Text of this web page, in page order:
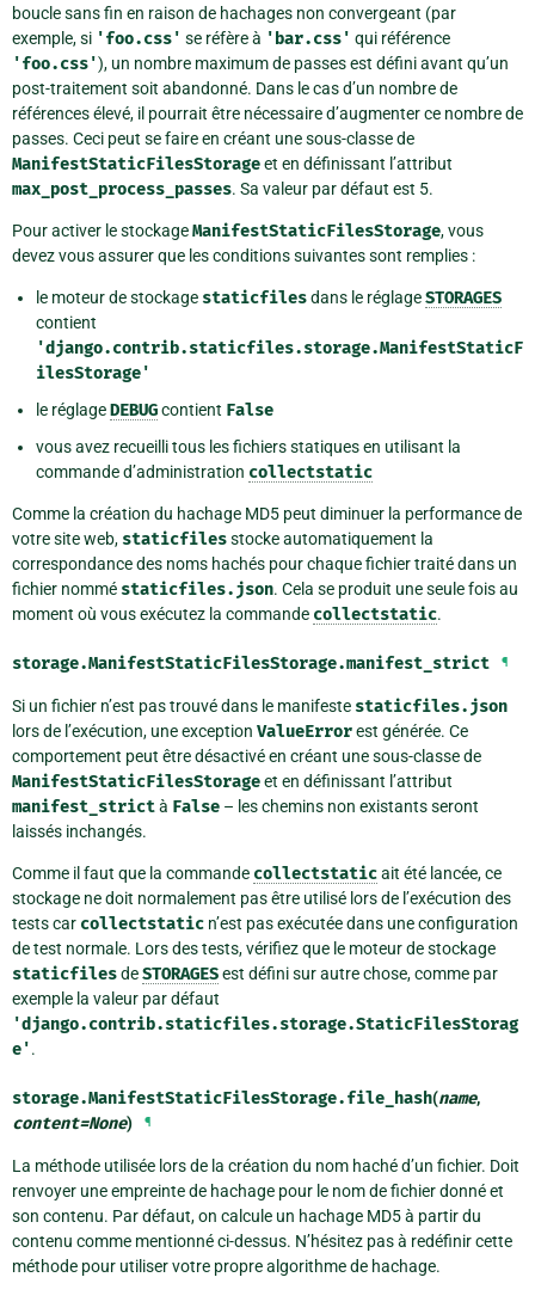
boucle sans fin en raison de hachages non convergeant (par
exemple, si 'foo.css' se réfère à 'bar.css' qui référence
'foo.css'), un nombre maximum de passes est défini avant qu’un
post-traitement soit abandonné. Dans le cas d’un nombre de
références élevé, il pourrait être nécessaire d’augmenter ce nombre de
passes. Ceci peut se faire en créant une sous-classe de
ManifestStaticFilesStorageet en définissant l’attribut
max_post_process_passes. Sa valeur par défaut est 5.
Pour activer le stockageManifestStaticFilesStorage, vous
devez vous assurer que les conditions suivantes sont remplies :
le moteur de stockage staticfilesdans le réglageSTORAGES
contient
'django.contrib.staticfiles.storage.ManifestStaticF
ilesStorage'
le réglageDEBUGcontient False
vous avez recueilli tous les fichiers statiques en utilisant la
commande d’administration collectstatic
Comme la création du hachage MD5 peut diminuer la performance de
votre site web, staticfilesstocke automatiquement la
correspondance des noms hachés pour chaque fichier traité dans un
fichier nommé staticfiles.json. Cela se produit une seule fois au
moment où vous exécutez la commande collectstatic.
storage.ManifestStaticFilesStorage.manifest_strict ¶
Si un fichier n’est pas trouvé dans le manifeste staticfiles.json
lors de l’exécution, une exception ValueErrorest générée. Ce
comportement peut être désactivé en créant une sous-classe de
ManifestStaticFilesStorageet en définissant l’attribut
manifest_strictà False – les chemins non existants seront
laissés inchangés.
Comme il faut que la commande collectstaticait été lancée, ce
stockage ne doit normalement pas être utilisé lors de l’exécution des
tests car collectstatic n’est pas exécutée dans une configuration
de test normale. Lors des tests, vérifiez que le moteur de stockage
staticfilesdeSTORAGESest défini sur autre chose, comme par
exemple la valeur par défaut
'django.contrib.staticfiles.storage.StaticFilesStorag
e'.
storage.ManifestStaticFilesStorage.file_hash(name,
content=None) ¶
La méthode utilisée lors de la création du nom haché d’un fichier. Doit
renvoyer une empreinte de hachage pour le nom de fichier donné et
son contenu. Par défaut, on calcule un hachage MD5 à partir du
contenu comme mentionné ci-dessus. N’hésitez pas à redéfinir cette
méthode pour utiliser votre propre algorithme de hachage.